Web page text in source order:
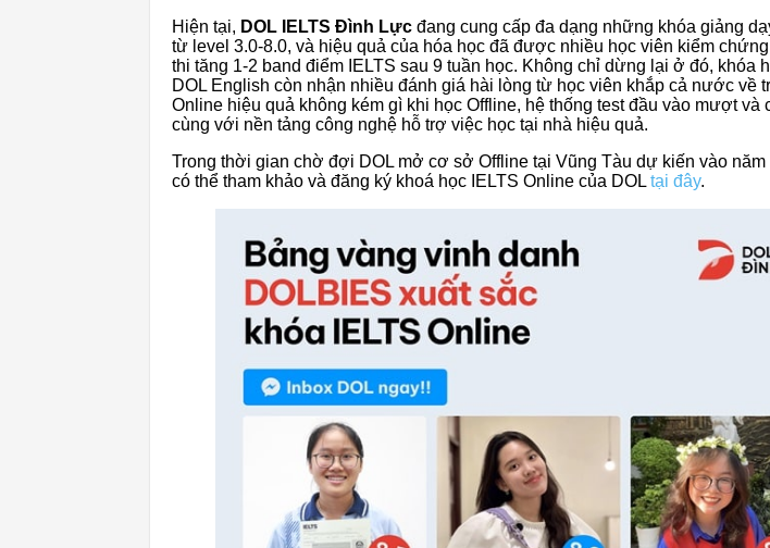
Hiện tại, DOL IELTS Đình Lực đang cung cấp đa dạng những khóa giảng
từ level 3.0-8.0, và hiệu quả của hóa học đã được nhiều học viên kiểm
thi tăng 1-2 band điểm IELTS sau 9 tuần học. Không chỉ dừng lại ở đó, khóa
DOL English còn nhận nhiều đánh giá hài lòng từ học viên khắp cả nước về
Online hiệu quả không kém gì khi học Offline, hệ thống test đầu vào mượt và
cùng với nền tảng công nghệ hỗ trợ việc học tại nhà hiệu quả.
Trong thời gian chờ đợi DOL mở cơ sở Offline tại Vũng Tàu dự kiến vào năm
có thể tham khảo và đăng ký khoá học IELTS Online của DOL tại đây.